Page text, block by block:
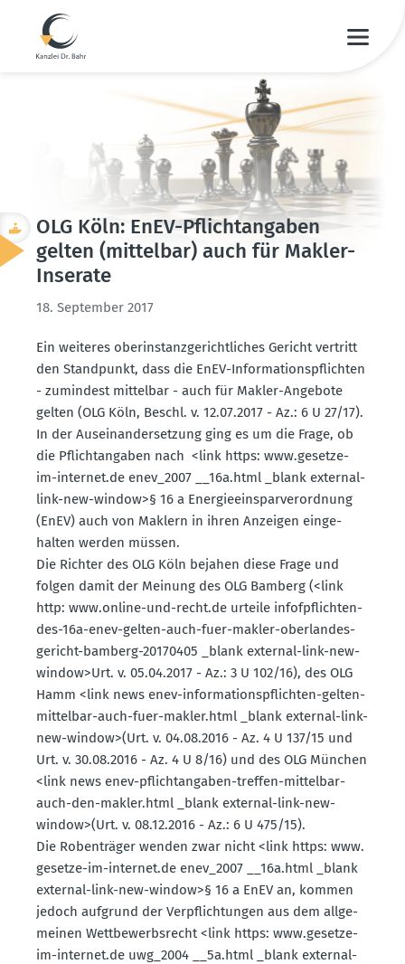
OLG Köln: EnEV-Pflicht­an­gaben
gelten (mittelbar) auch für Makler-
Inserate
18. September 2017
Ein weiteres oberin­stanz­ge­richt­liches Gericht vertritt
den Stand­punkt, dass die EnEV-Infor­ma­ti­ons­pflichten
- zumindest mittelbar - auch für Makler-Angebote
gelten (OLG Köln, Beschl. v. 12.07.2017 - Az.: 6 U 27/17).
In der Ausein­an­der­setzung ging es um die Frage, ob
die Pflicht­an­gaben nach <link https: www.​gesetze-​
im-​internet.​de enev_2007 __16a.​html _blank external-
link-new-window>§ 16 a Energie­ein­spar­ver­ordnung
(EnEV) auch von Maklern in ihren Anzeigen einge­
halten werden müssen.
Die Richter des OLG Köln bejahen diese Frage und
folgen damit der Meinung des OLG Bamberg (<link
http: www.​online-​und-​recht.​de urteile infof­pflichten-
des-16a-enev-gelten-auch-fuer-makler-oberlan­des­
ge­richt-bamberg-20170405 _blank external-link-new-
window>Urt. v. 05.04.2017 - Az.: 3 U 102/16), des OLG
Hamm <link news enev-infor­ma­ti­ons­pflichten-gelten-
mittelbar-auch-fuer-makler.html _blank external-link-
new-window>(Urt. v. 04.08.2016 - Az. 4 U 137/15 und
Urt. v. 30.08.2016 - Az. 4 U 8/16) und des OLG München
<link news enev-pflicht­an­gaben-treffen-mittelbar-
auch-den-makler.html _blank external-link-new-
window>(Urt. v. 08.12.2016 - Az.: 6 U 475/15).
Die Roben­träger wenden zwar nicht <link https: www.​
gesetze-​im-​internet.​de enev_2007 __16a.​html _blank
external-link-new-window>§ 16 a EnEV an, kommen
jedoch aufgrund der Verpflich­tungen aus dem allge­
meinen Wettbe­werbs­recht <link https: www.​gesetze-​
im-​internet.​de uwg_2004 __5a.​html _blank external-